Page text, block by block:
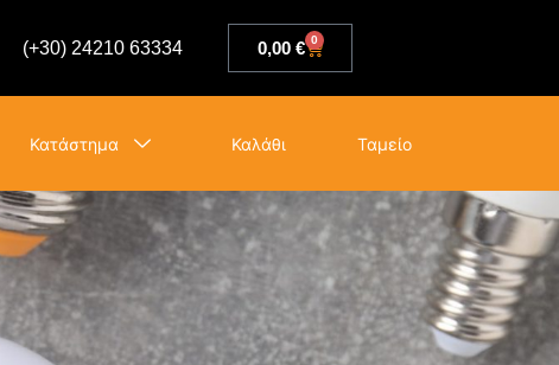
(+30) 24210 63334 0,00 € 0
Κατάστημα Καλάθι Ταμείο